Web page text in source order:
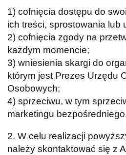
1) cofnięcia dostępu do
ich treści, sprostowania lub
2) cofnięcia zgody na
każdym momencie;
3) wniesienia skargi do
którym jest Prezes Urzędu
Osobowych;
4) sprzeciwu, w tym
marketingu
2. W celu realizacji
należy skontaktować się z